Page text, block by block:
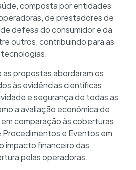
composta por entidades
de prestadores de
defesa do consumidor e da
outros, contribuindo para as
as propostas abordaram os
às evidências científicas
e segurança de todas as
a avaliação econômica de
comparação às coberturas
Procedimentos e Eventos em
impacto financeiro das
pelas operadoras.